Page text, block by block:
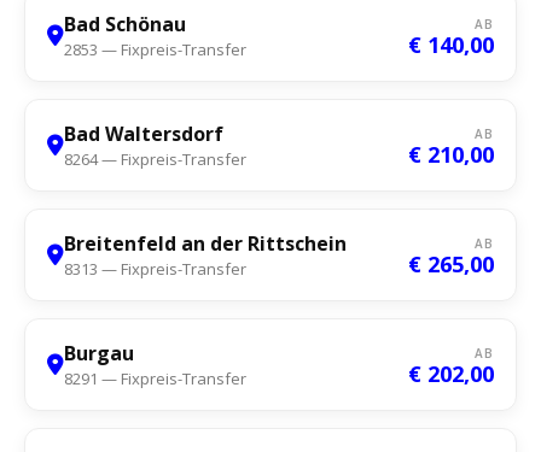
Bad Schönau
2853 — Fixpreis-Transfer
AB
€ 140,00
Bad Waltersdorf
8264 — Fixpreis-Transfer
AB
€ 210,00
Breitenfeld an der Rittschein
8313 — Fixpreis-Transfer
AB
€ 265,00
Burgau
8291 — Fixpreis-Transfer
AB
€ 202,00